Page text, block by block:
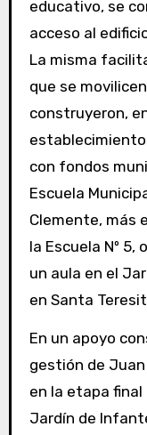
educativo, se
acceso al
La misma facilitará el acceso al patio a alumnos
que se
construyeron,
con fondos
Escuela
Clemente, más
la Escuela Nº 5,
un aula en el
en Santa
En un apoyo
gestión de
en la etapa
Jardín de